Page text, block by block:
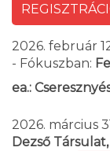
2026. február
- Fókuszban:
ea.:
2026. március
Dezső